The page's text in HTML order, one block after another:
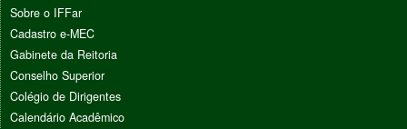
Sobre o IFFar
Cadastro e-MEC
Gabinete da Reitoria
Conselho Superior
Colégio de Dirigentes
Calendário Acadêmico